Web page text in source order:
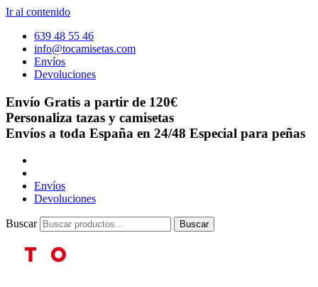
Ir al contenido
639 48 55 46
info@tocamisetas.com
Envíos
Devoluciones
Envío Gratis a partir de 120€
Personaliza tazas y camisetas
Envíos a toda España en 24/48 Especial para peñas
Envíos
Devoluciones
Buscar Buscar